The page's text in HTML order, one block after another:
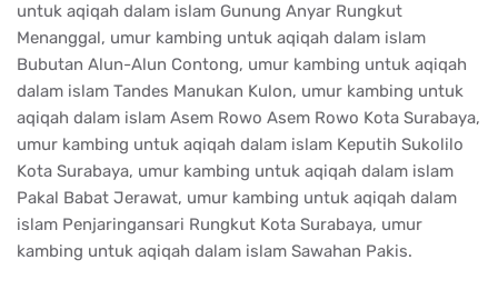
untuk aqiqah dalam islam Gunung Anyar Rungkut
Menanggal, umur kambing untuk aqiqah dalam islam
Bubutan Alun-Alun Contong, umur kambing untuk aqiqah
dalam islam Tandes Manukan Kulon, umur kambing untuk
aqiqah dalam islam Asem Rowo Asem Rowo Kota Surabaya,
umur kambing untuk aqiqah dalam islam Keputih Sukolilo
Kota Surabaya, umur kambing untuk aqiqah dalam islam
Pakal Babat Jerawat, umur kambing untuk aqiqah dalam
islam Penjaringansari Rungkut Kota Surabaya, umur
kambing untuk aqiqah dalam islam Sawahan Pakis.